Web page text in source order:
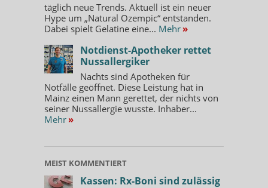
täglich neue Trends. Aktuell ist ein neuer
Hype um „Natural Ozempic“ entstanden.
Dabei spielt Gelatine eine... Mehr »
Notdienst-Apotheker rettet
Nussallergiker
Nachts sind Apotheken für
Notfälle geöffnet. Diese Leistung hat in
Mainz einen Mann gerettet, der nichts von
seiner Nussallergie wusste. Inhaber...
Mehr »
MEIST KOMMENTIERT
Kassen: Rx-Boni sind zulässig